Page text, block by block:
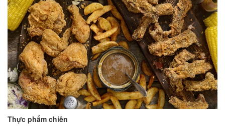
Thực phẩm chiên